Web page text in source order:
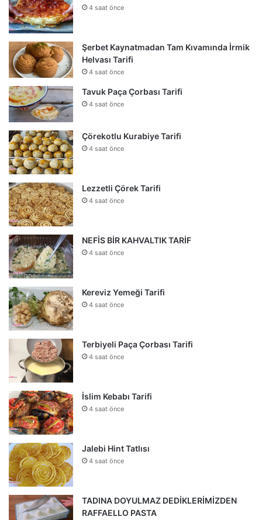
4 saat önce
Şerbet Kaynatmadan Tam Kıvamında İrmik
Helvası Tarifi
4 saat önce
Tavuk Paça Çorbası Tarifi
4 saat önce
Çörekotlu Kurabiye Tarifi
4 saat önce
Lezzetli Çörek Tarifi
4 saat önce
NEFİS BİR KAHVALTIK TARİF
4 saat önce
Kereviz Yemeği Tarifi
4 saat önce
Terbiyeli Paça Çorbası Tarifi
4 saat önce
İslim Kebabı Tarifi
4 saat önce
Jalebi Hint Tatlısı
4 saat önce
TADINA DOYULMAZ DEDİKLERİMİZDEN
RAFFAELLO PASTA